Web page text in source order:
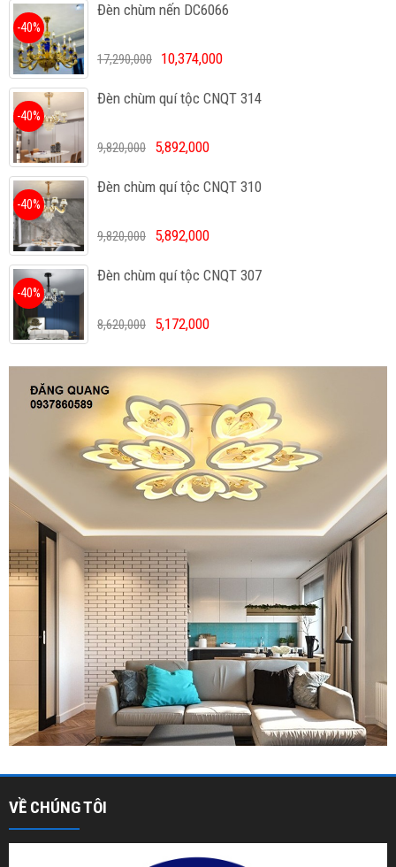
Đèn chùm nến DC6066
-40%
17,290,000 10,374,000
Đèn chùm quí tộc CNQT 314
-40%
9,820,000 5,892,000
Đèn chùm quí tộc CNQT 310
-40%
9,820,000 5,892,000
Đèn chùm quí tộc CNQT 307
-40%
8,620,000 5,172,000
VỀ CHÚNG TÔI